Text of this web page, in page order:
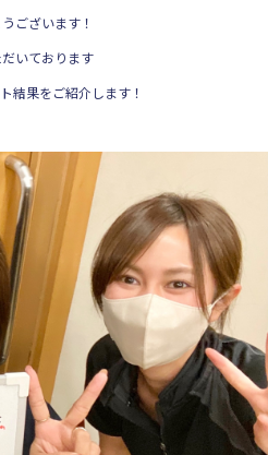
ございます！
いております
結果をご紹介します！